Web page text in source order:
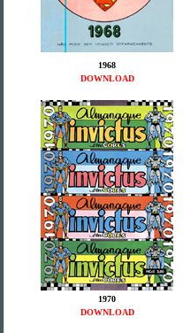
1968
DOWNLOAD
1970
DOWNLOAD